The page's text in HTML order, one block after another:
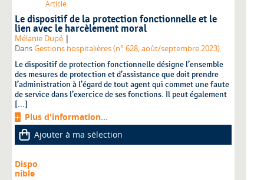
Article
Le dispositif de la protection fonctionnelle et le
lien avec le harcèlement moral
Mélanie Dupé |
DansGestions hospitalières (n° 628, août/septembre 2023)
Le dispositif de protection fonctionnelle désigne l’ensemble
des mesures de protection et d’assistance que doit prendre
l’administration à l’égard de tout agent qui commet une faute
de service dans l’exercice de ses fonctions. Il peut également
[...]
Plus d'information...
Ajouter à ma sélection
Dispo
nible